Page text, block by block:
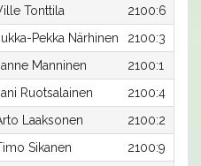
Tonttila
2100:6
Pekka Närhinen
2100:3
Manninen
2100:1
Ruotsalainen
2100:4
Laaksonen
2100:2
Sikanen
2100:9